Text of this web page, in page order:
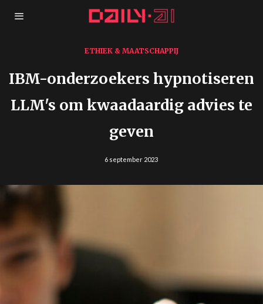
ETHIEK & MAATSCHAPPIJ
IBM-onderzoekers hypnotiseren
LLM's om kwaadaardig advies te
geven
6 september 2023